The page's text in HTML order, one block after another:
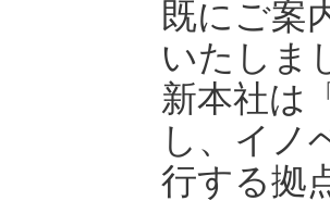
既にご案
いたしま
新本社は
し、イノ
行する拠